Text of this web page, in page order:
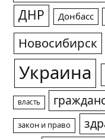
ДНР Донбасс
Новосибирск
Украина
власть
закон и право